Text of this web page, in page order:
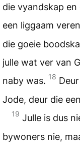
die vyandskap
een liggaam
die goeie
julle wat ver van
naby was. 18
Jode, deur die
19 Julle is dus
bywoners nie,